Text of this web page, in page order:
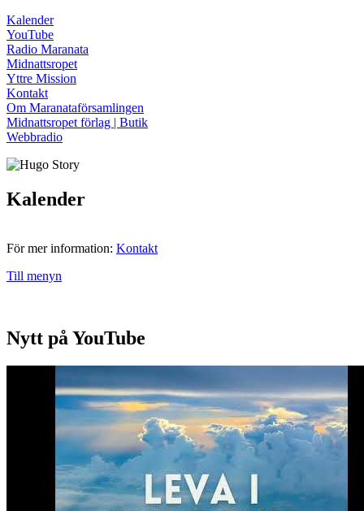
Kalender
YouTube
Radio Maranata
Midnattsropet
Yttre Mission
Kontakt
Om Maranataförsamlingen
Midnattsropet förlag | Butik
Webbradio
Kalender
För mer information: Kontakt
Till menyn
Nytt på YouTube